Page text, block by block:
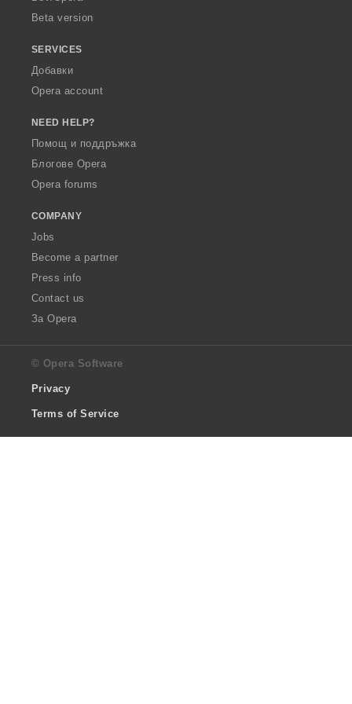
Beta version
SERVICES
Добавки
Opera account
NEED HELP?
Помощ и поддръжка
Блогове Opera
Opera forums
COMPANY
Jobs
Become a partner
Press info
Contact us
За Opera
© Opera Software
Privacy
Terms of Service